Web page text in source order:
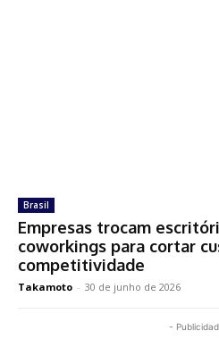
Brasil
Empresas trocam
coworkings para cortar
competitividade
Takamoto - 30 de junho de 2026
-